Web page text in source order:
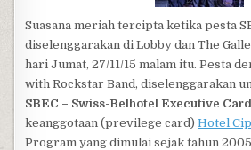
Suasana meriah tercipta ketika pesta
diselenggarakan di Lobby dan The
hari Jumat, 27/11/15 malam itu. Pesta
with Rockstar Band, diselenggarakan
SBEC – Swiss-Belhotel Executive
keanggotaan (previlege card)Hotel
Program yang dimulai sejak tahun